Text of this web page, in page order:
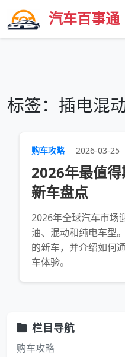
汽车百事通
标签：插电混
购车攻略 2026-03-25
2026年最值
新车盘点
2026年全球汽车市场
油、混动和纯电车型
的新车，并介绍如何
车体验。
栏目导航
购车攻略